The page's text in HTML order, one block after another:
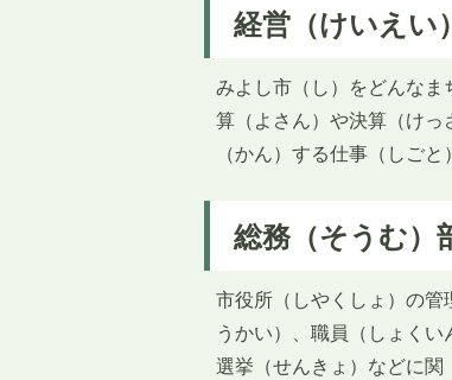
経営（けいえい
みよし市（し）をどんな
算（よさん）や決算（け
（かん）する仕事（しごと
総務（そうむ）
市役所（しやくしょ）の
うかい）、職員（しょく
選挙（せんきょ）などに関